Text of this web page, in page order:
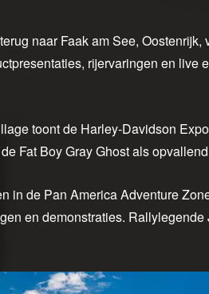
naar Faak am See,
rijervaringen en live
toont de Harley-Davidson
Fat Boy Gray Ghost als
in de Pan America Adventure
en demonstraties.